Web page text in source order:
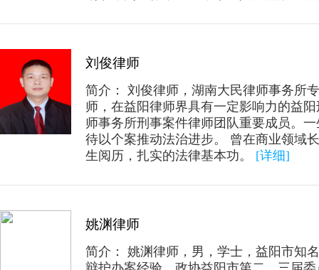
刘俊律师
简介： 刘俊律师，湖南大民律师事务所
师，在益阳律师界具有一定影响力的益
师事务所刑事案件律师团队重要成员。
待以个案推动法治进步。 曾在商业领域
生阅历，扎实的法律基本功。 [详细]
姚渊律师
简介： 姚渊律师，男，学士，益阳市知